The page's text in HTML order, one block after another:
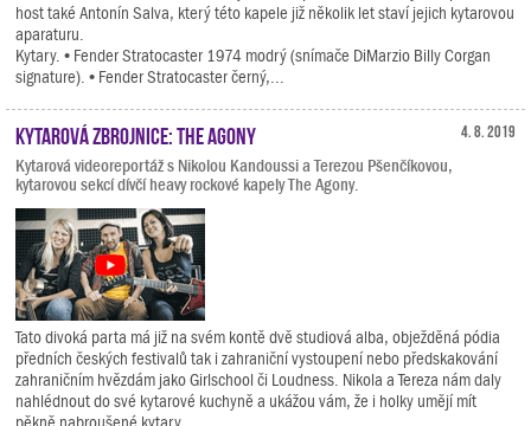
host také Antonín Salva, který této kapele již několik let staví jejich kytarovou
aparaturu.
Kytary. • Fender Stratocaster 1974 modrý (snímače DiMarzio Billy Corgan
signature). • Fender Stratocaster černý,...
4. 8. 2019
Kytarová zbrojnice: The Agony
Kytarová videoreportáž s Nikolou Kandoussi a Terezou Pšenčíkovou,
kytarovou sekcí dívčí heavy rockové kapely The Agony.
Tato divoká parta má již na svém kontě dvě studiová alba, obježděná pódia
předních českých festivalů tak i zahraniční vystoupení nebo předskakování
zahraničním hvězdám jako Girlschool či Loudness. Nikola a Tereza nám daly
nahlédnout do své kytarové kuchyně a ukážou vám, že i holky umějí mít
pěkně nabroušené kytary.